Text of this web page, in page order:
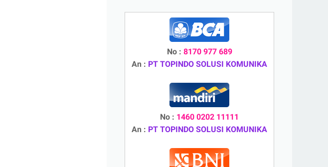
No : 8170 977 689
An : PT TOPINDO SOLUSI KOMUNIKA
No : 1460 0202 11111
An : PT TOPINDO SOLUSI KOMUNIKA